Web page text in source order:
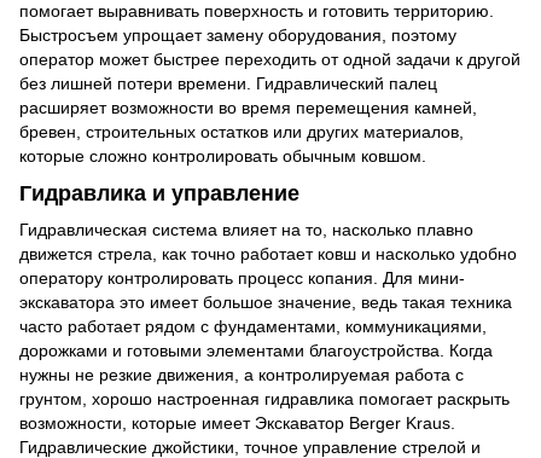
помогает выравнивать поверхность и готовить территорию.
Быстросъем упрощает замену оборудования, поэтому
оператор может быстрее переходить от одной задачи к другой
без лишней потери времени. Гидравлический палец
расширяет возможности во время перемещения камней,
бревен, строительных остатков или других материалов,
которые сложно контролировать обычным ковшом.
Гидравлика и управление
Гидравлическая система влияет на то, насколько плавно
движется стрела, как точно работает ковш и насколько удобно
оператору контролировать процесс копания. Для мини-
экскаватора это имеет большое значение, ведь такая техника
часто работает рядом с фундаментами, коммуникациями,
дорожками и готовыми элементами благоустройства. Когда
нужны не резкие движения, а контролируемая работа с
грунтом, хорошо настроенная гидравлика помогает раскрыть
возможности, которые имеет Экскаватор Berger Kraus.
Гидравлические джойстики, точное управление стрелой и